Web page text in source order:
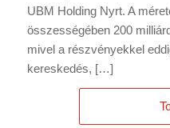
UBM Holding Nyrt. A
összességében 200
mivel a részvényekkel
kereskedés, […]